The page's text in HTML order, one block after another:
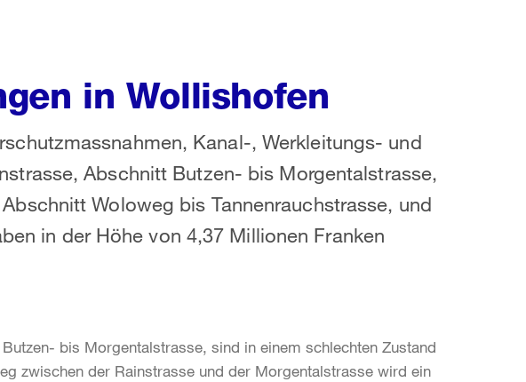
in Wollishofen
Kanal-, Werkleitungs- und
Abschnitt Butzen- bis Morgentalstrasse,
Woloweg bis Tannenrauchstrasse, und
in der Höhe von 4,37 Millionen Franken
bis Morgentalstrasse, sind in einem schlechten Zustand
zwischen der Rainstrasse und der Morgentalstrasse wird ein